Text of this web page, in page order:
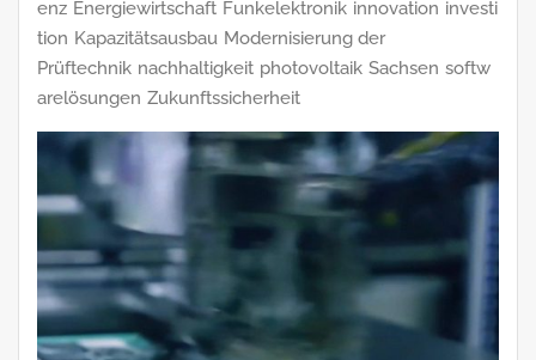
enz Energiewirtschaft Funkelektronik innovation investi
tion Kapazitätsausbau Modernisierung der
Prüftechnik nachhaltigkeit photovoltaik Sachsen softw
arelösungen Zukunftssicherheit